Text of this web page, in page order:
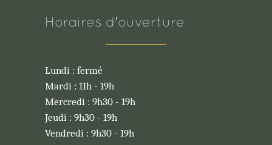
Horaires d'ouverture
Lundi : fermé
Mardi : 11h - 19h
Mercredi : 9h30 - 19h
Jeudi : 9h30 - 19h
Vendredi : 9h30 - 19h